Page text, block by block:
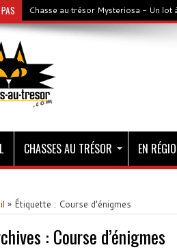
Chasse au trésor Mysteriosa - Un lot
CHASSES AU TRÉSOR EN
» Étiquette : Course d’énigmes
: Course d’énigmes